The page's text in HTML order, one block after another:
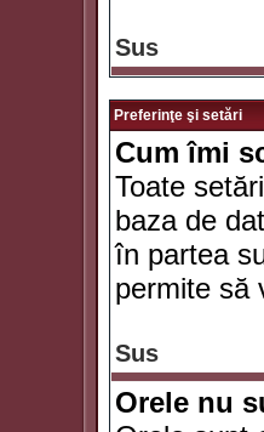
Sus
Preferinţe şi setări
Cum îmi
Toate
baza de
în partea
permite să
Sus
Orele nu